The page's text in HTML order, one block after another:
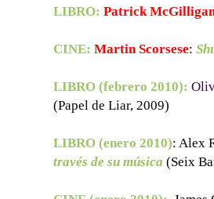
LIBRO: Patrick
CINE: Martin Scorsese:
LIBRO (febrero 2010):
(Papel de Liar, 2009)
LIBRO (enero 2010): Alex
través de su música (Seix